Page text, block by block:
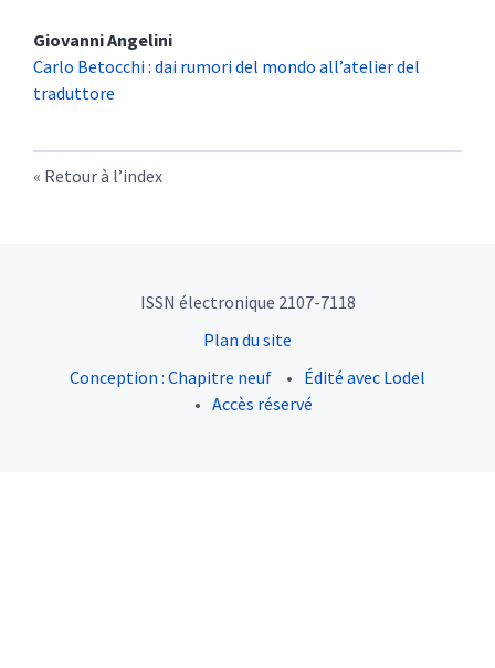
GiovanniAngelini
Carlo Betocchi : dai rumori del mondo all’atelier del
traduttore
Retour à l’index
ISSN électronique 2107-7118
Plan du site
Conception : Chapitre neuf
Édité avec Lodel
Accès réservé